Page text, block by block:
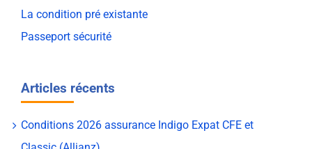
La condition pré existante
Passeport sécurité
Articles récents
Conditions 2026 assurance Indigo Expat CFE et